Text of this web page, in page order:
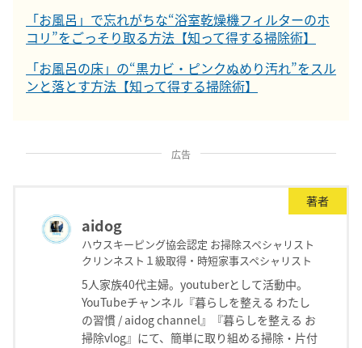
「お風呂」で忘れがちな“浴室乾燥機フィルターのホ
コリ”をごっそり取る方法【知って得する掃除術】
「お風呂の床」の“黒カビ・ピンクぬめり汚れ”をスル
ンと落とす方法【知って得する掃除術】
広告
著者
aidog
ハウスキーピング協会認定 お掃除スペシャリスト
クリンネスト１級取得・時短家事スペシャリスト
5人家族40代主婦。youtuberとして活動中。
YouTubeチャンネル『暮らしを整える わたし
の習慣 / aidog channel』『暮らしを整える お
掃除vlog』にて、簡単に取り組める掃除・片付